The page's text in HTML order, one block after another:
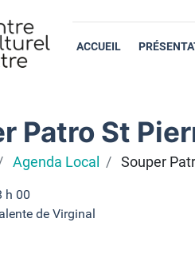
ACCUEIL
Patro St
Agenda Local Souper
h 00
de Virginal